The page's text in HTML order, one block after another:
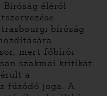
Bíróság éléről
bíróság
mert főbírói
szakmai kritikát
a
fűződő joga. A